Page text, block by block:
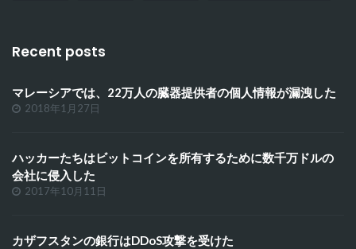
Recent posts
マレーシアでは、22万人の臓器提供者の個人情報が漏洩した
2018年1月27日
ハッカーたちはビットコインを所有するために数千万ドルの
会社に侵入した
2017年10月11日
カザフスタンの銀行はDDoS攻撃を受けた